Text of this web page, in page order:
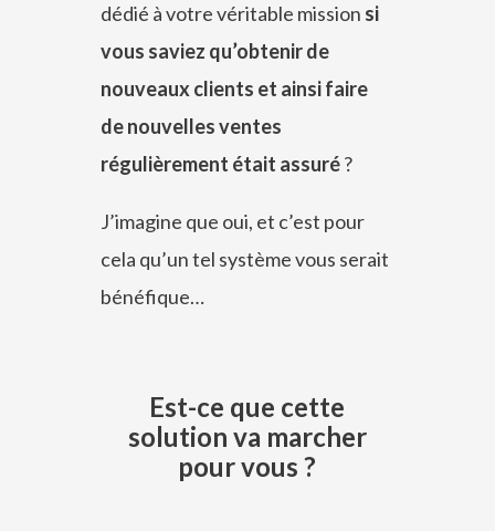
dédié à votre véritable mission si
vous saviez qu’obtenir de
nouveaux clients et ainsi faire
de nouvelles ventes
régulièrement était assuré?
J’imagine que oui, et c’est pour
cela qu’un tel système vous serait
bénéfique…
Est-ce que cette
solution va marcher
pour vous ?